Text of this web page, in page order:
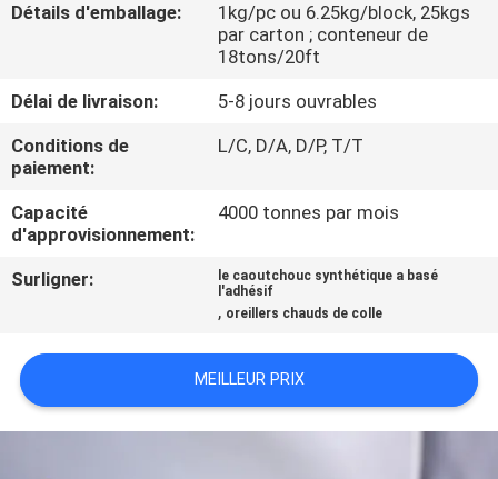
NOUS
NOUVELLES
CAS
UN DEVIS
PLAN
Détails d'emballage:
1kg/pc ou 6.25kg/block, 25kgs
par carton ; conteneur de
18tons/20ft
Délai de livraison:
5-8 jours ouvrables
Conditions de
paiement:
L/C, D/A, D/P, T/T
Capacité
d'approvisionnement:
4000 tonnes par mois
Surligner:
le caoutchouc synthétique a basé
l'adhésif
, oreillers chauds de colle
MEILLEUR PRIX